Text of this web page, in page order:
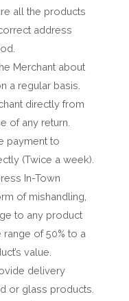
all the products
address
Merchant about
a regular basis.
directly from
of any return.
payment to
(Twice a week).
In-Town
of mishandling,
to any product
of 50% to a
value.
delivery
or glass products.